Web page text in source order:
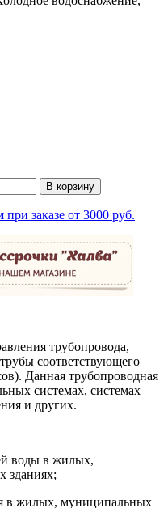
при заказе от 3000 руб.
трубопровода,
соответствующего
Данная трубопроводная
системах, системах
и других.
воды в жилых,
зданиях;
в жилых, муниципальных